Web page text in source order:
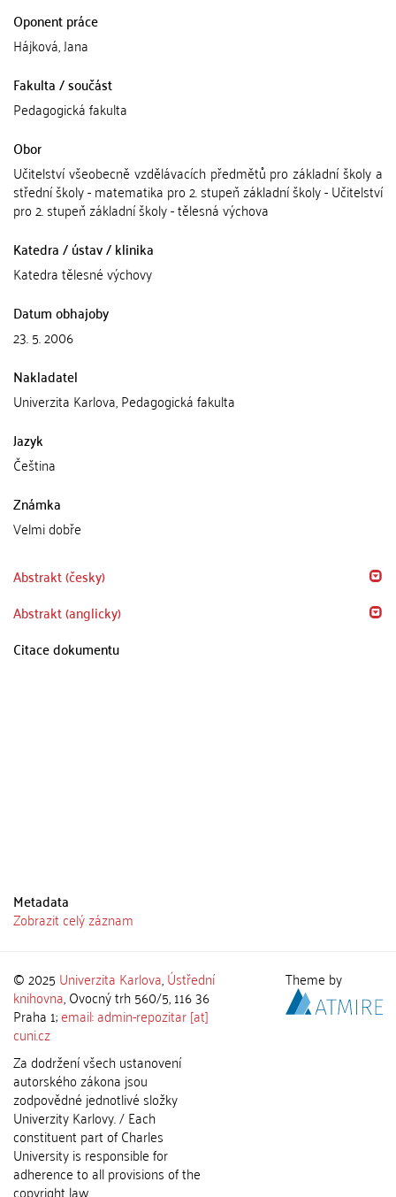
Oponent práce
Hájková, Jana
Fakulta / součást
Pedagogická fakulta
Obor
Učitelství všeobecně vzdělávacích předmětů pro základní školy a
střední školy - matematika pro 2. stupeň základní školy - Učitelství
pro 2. stupeň základní školy - tělesná výchova
Katedra / ústav / klinika
Katedra tělesné výchovy
Datum obhajoby
23. 5. 2006
Nakladatel
Univerzita Karlova, Pedagogická fakulta
Jazyk
Čeština
Známka
Velmi dobře
Abstrakt (česky)
Abstrakt (anglicky)
Citace dokumentu
Metadata
Zobrazit celý záznam
© 2025 Univerzita Karlova,Ústřední
knihovna, Ovocný trh 560/5, 116 36
Praha 1;email: admin-repozitar [at]
cuni.cz
Za dodržení všech ustanovení
autorského zákona jsou
zodpovědné jednotlivé složky
Univerzity Karlovy. / Each
constituent part of Charles
University is responsible for
adherence to all provisions of the
copyright law.
Theme by